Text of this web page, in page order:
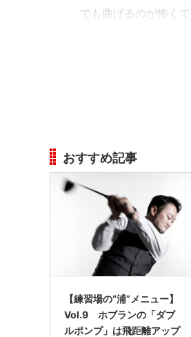
でも曲げるのが怖く
おすすめ記事
【練習場の“浦”メニュー】
Vol.9 ホブランの「ダブ
ルポンプ」は飛距離アップ